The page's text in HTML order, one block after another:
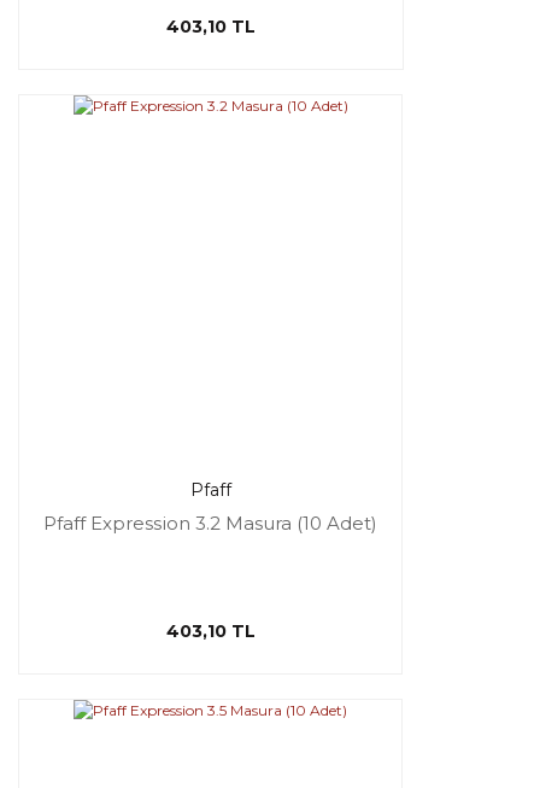
403,10 TL
Pfaff
Pfaff Expression 3.2 Masura (10 Adet)
403,10 TL